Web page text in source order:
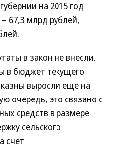
на 2015 год
67,3 млрд рублей,
в закон не внесли.
в бюджет текущего
выросли еще на
очередь, это связано с
средств в размере
сельского
счет